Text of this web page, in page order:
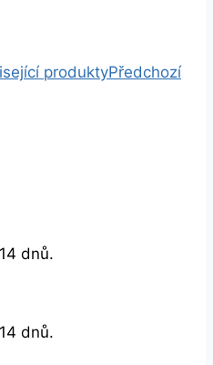
produktyPředchozí
dnů.
dnů.